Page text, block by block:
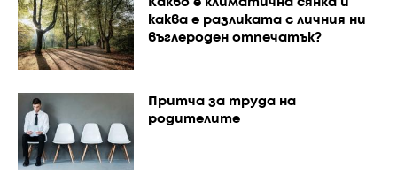
каква е разликата с личния ни
въглероден отпечатък?
Притча за труда на
родителите